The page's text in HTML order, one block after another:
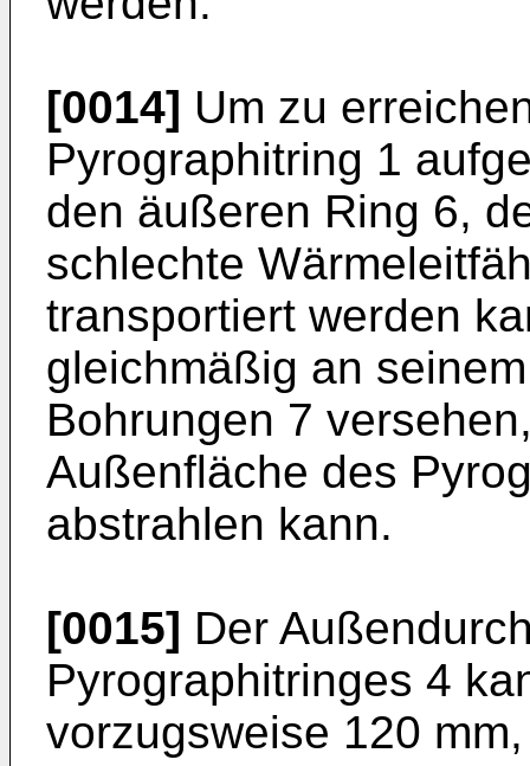
[0014] Um zu
Pyrographitring 1
den äußeren Ring 6,
schlechte
transportiert werden
gleichmäßig an
Bohrungen 7
Außenfläche des
abstrahlen kann.
[0015] Der
Pyrographitringes 4
vorzugsweise 120